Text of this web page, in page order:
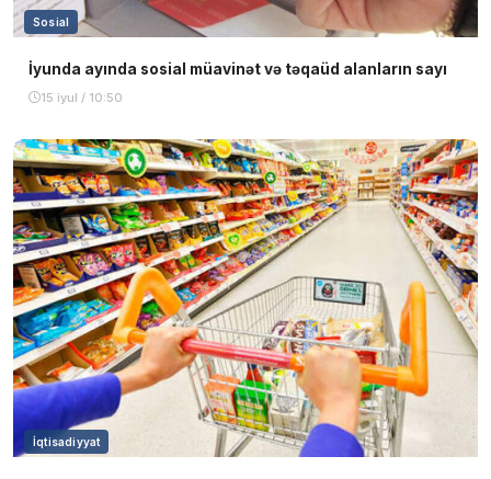
Sosial
İyunda ayında sosial müavinət və təqaüd alanların sayı
15 iyul / 10:50
İqtisadiyyat